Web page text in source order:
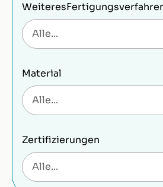
Weiteres
Material
Zertifizierungen